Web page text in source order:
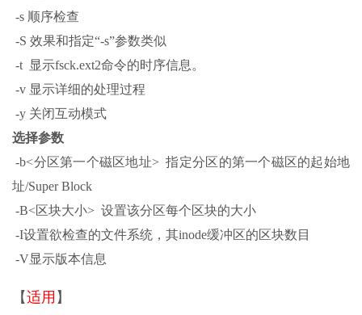
-s 顺序检查
-S 效果和指定“-s”参数类似
-t 显示fsck.ext2命令的时序信息。
-v 显示详细的处理过程
-y 关闭互动模式
选择参数
-b<分区第一个磁区地址> 指定分区的第一个磁区的起始地
址/Super Block
-B<区块大小> 设置该分区每个区块的大小
-I设置欲检查的文件系统，其inode缓冲区的区块数目
-V显示版本信息
【适用 】